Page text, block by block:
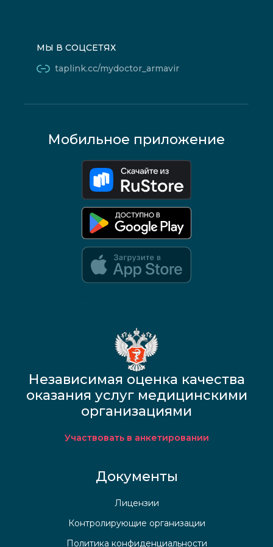
МЫ В СОЦСЕТЯХ
taplink.cc/mydoctor_armavir
Мобильное приложение
Независимая оценка качества
оказания услуг медицинскими
организациями
Участвовать в анкетировании
Документы
Лицензии
Контролирующие организации
Политика конфиденциальности